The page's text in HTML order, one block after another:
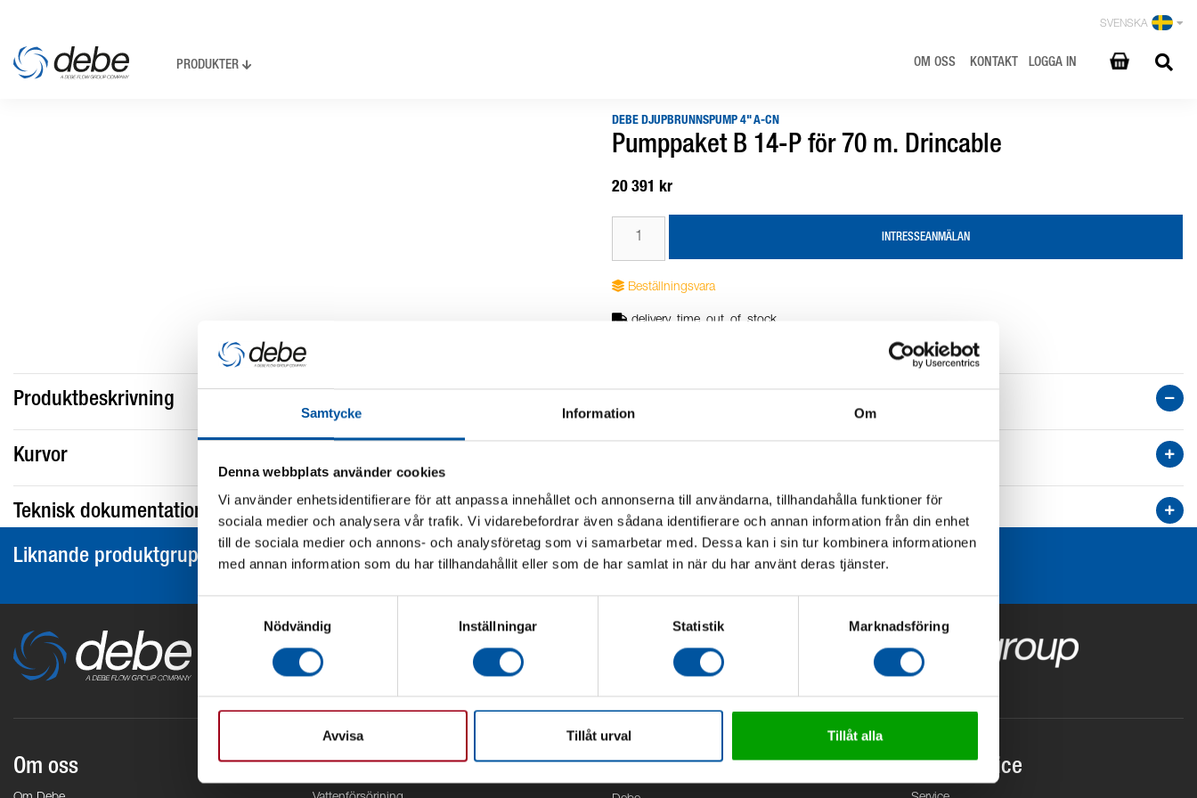
Samtycke Information Om
Denna webbplats använder cookies
Vi använder enhetsidentifierare för att anpassa innehållet och annonserna till användarna, tillhandahålla funktioner för
sociala medier och analysera vår trafik. Vi vidarebefordrar även sådana identifierare och annan information från din enhet
till de sociala medier och annons- och analysföretag som vi samarbetar med. Dessa kan i sin tur kombinera informationen
med annan information som du har tillhandahållit eller som de har samlat in när du har använt deras tjänster.
Samtyckesval
Nödvändig
Inställningar Statistik Marknadsföring
Avvisa Tillåt urval Tillåt alla
SVENSKA
PRODUKTER OM OSS KONTAKT LOGGA IN
DEBE DJUPBRUNNSPUMP 4" A-CN
Pumppaket B 14-P för 70 m. Drincable
20 391 kr
INTRESSEANMÄLAN
Beställningsvara
delivery_time_out_of_stock
Produktbeskrivning
Kurvor
Teknisk dokumentation
Liknande produktgrupper
Om oss Områden Kontor Kundservice